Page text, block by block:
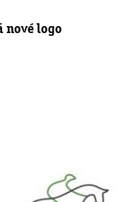
nové logo